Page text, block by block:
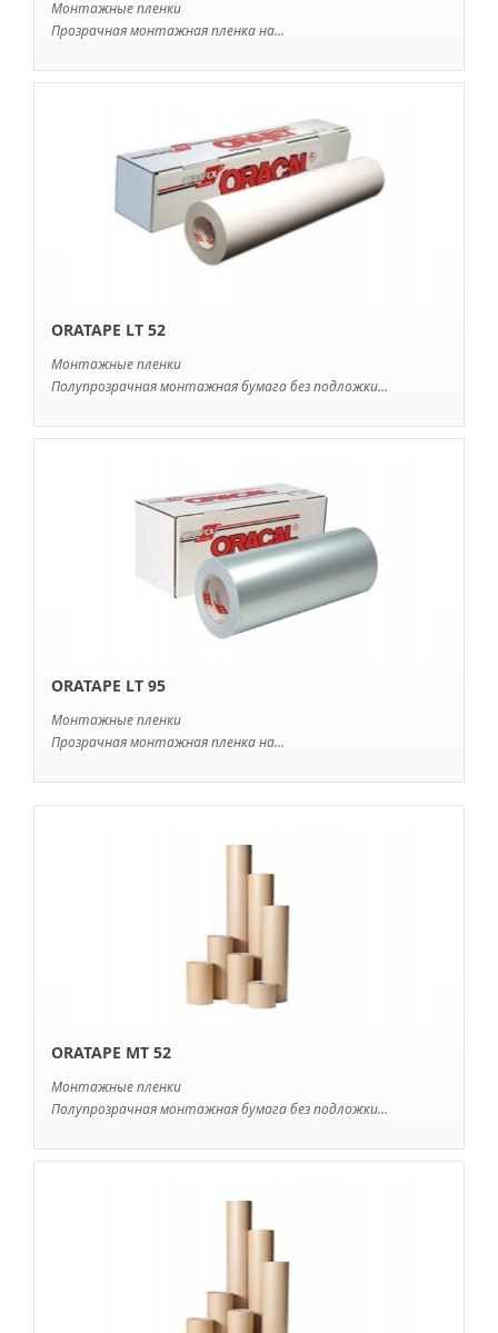
Монтажные пленки
Прозрачная монтажная пленка на...
ORATAPE LT 52
Монтажные пленки
Полупрозрачная монтажная бумага без подложки...
ORATAPE LT 95
Монтажные пленки
Прозрачная монтажная пленка на...
ORATAPE MT 52
Монтажные пленки
Полупрозрачная монтажная бумага без подложки...